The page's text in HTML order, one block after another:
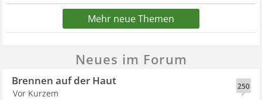
Mehr neue Themen
Neues im Forum
250
Brennen auf der Haut
Vor Kurzem